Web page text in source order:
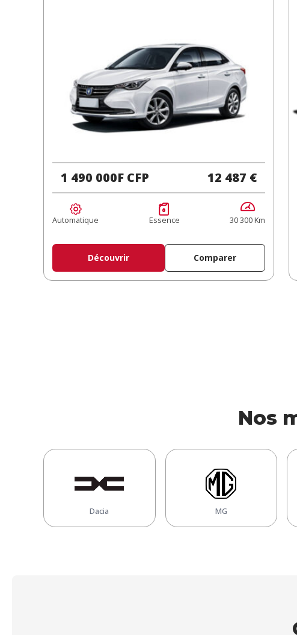
1 490 000F CFP 12 487 €
Automatique Essence 30 300 Km
Découvrir Comparer
Nos
Dacia MG